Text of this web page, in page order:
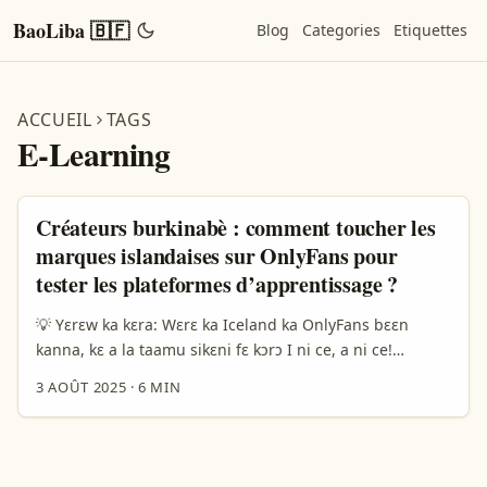
BaoLiba 🇧🇫 Blog Categories Etiquettes
ACCUEIL TAGS
E-Learning
Créateurs burkinabè : comment toucher les
marques islandaises sur OnlyFans pour
tester les plateformes d’apprentissage ?
💡 Yɛrɛw ka kɛra: Wɛrɛ ka Iceland ka OnlyFans bɛɛn
kanna, kɛ a la taamu sikɛni fɛ kɔrɔ I ni ce, a ni ce!
Sɛbɛsɛbɛw la Burkina Faso, a bɛɛ bɔ a ye taa kɛra togo
Iceland ka marka la kɛ OnlyFans ye, n ye a la taamu
sikɛni fɛ ka kɔrɔ ye — a ma fɔlɔ ye kelen ye a fɛ fɛnw ka
3 AOÛT 2025 ·6 MIN